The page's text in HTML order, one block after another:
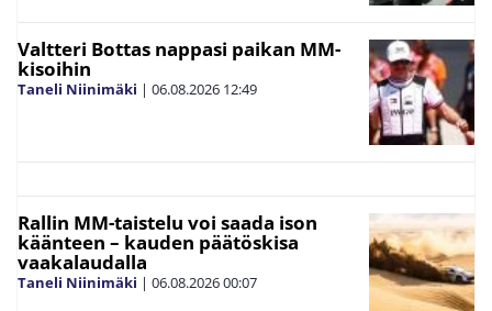
Valtteri Bottas nappasi paikan MM-
kisoihin
Taneli Niinimäki | 06.08.2026 12:49
Rallin MM-taistelu voi saada ison
käänteen – kauden päätöskisa
vaakalaudalla
Taneli Niinimäki | 06.08.202600:07